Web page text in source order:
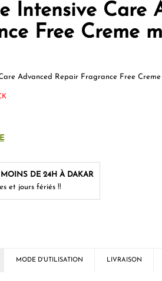
Intensive Care
Free Creme
Advanced Repair Fragrance Free
DE 24H À DAKAR
et jours fériés !!
MODE D'UTILISATION LIVRAISON